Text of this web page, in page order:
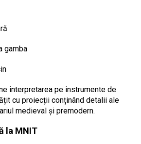
gamba
interpretarea pe instrumente de
cu proiecții conținând detalii ale
medieval și premodern.
la MNIT